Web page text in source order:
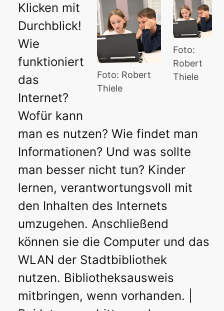
Foto:
Robert
Thiele
Foto: Robert
Thiele
Klicken mit
Durchblick!
Wie
funktioniert
das
Internet?
Wofür kann
man es nutzen? Wie findet man
Informationen? Und was sollte
man besser nicht tun? Kinder
lernen, verantwortungsvoll mit
den Inhalten des Internets
umzugehen. Anschließend
können sie die Computer und das
WLAN der Stadtbibliothek
nutzen. Bibliotheksausweis
mitbringen, wenn vorhanden. |